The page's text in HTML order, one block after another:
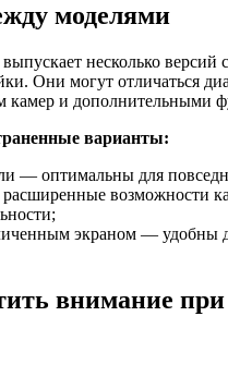
моделями
несколько версий
Они могут отличаться
камер и дополнительными
варианты:
— оптимальны для
возможности
экраном — удобны
внимание при